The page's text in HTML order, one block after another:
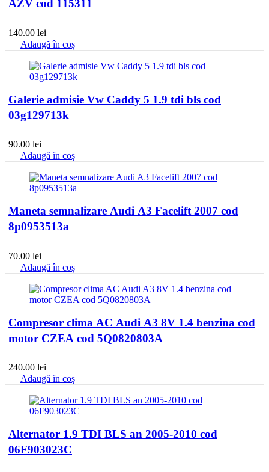
AZV cod 115311
140.00 lei
Adaugă în coș
Galerie admisie Vw Caddy 5 1.9 tdi bls cod
03g129713k
90.00 lei
Adaugă în coș
Maneta semnalizare Audi A3 Facelift 2007 cod
8p0953513a
70.00 lei
Adaugă în coș
Compresor clima AC Audi A3 8V 1.4 benzina cod
motor CZEA cod 5Q0820803A
240.00 lei
Adaugă în coș
Alternator 1.9 TDI BLS an 2005-2010 cod
06F903023C